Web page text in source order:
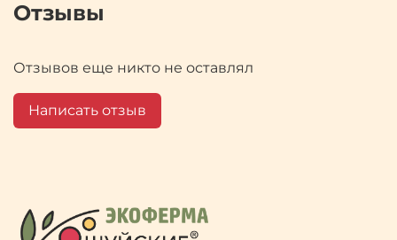
Отзывы
Отзывов еще никто не оставлял
Написать отзыв